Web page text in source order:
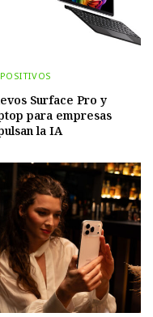
Surface Pro y
para empresas
la IA